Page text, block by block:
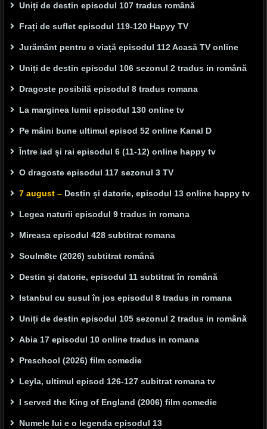
Uniți de destin episodul 107 tradus română
Frați de suflet episodul 119-120 Hapyy TV
Jurământ pentru o viață episodul 112 Acasă TV online
Uniți de destin episodul 106 sezonul 2 tradus in română
Dragoste posibilă episodul 8 tradus romana
La marginea lumii episodul 130 online tv
Pe mâini bune ultimul episod 52 online Kanal D
Între iad și rai episodul 6 (11-12) online happy tv
O dragoste episodul 117 sezonul 3 TV
7 august – Destin și datorie, episodul 13 online happy tv
Legea naturii episodul 9 tradus in romana
Mireasa episodul 428 subtitrat romana
Soulm8te (2026) subtitrat română
Destin și datorie, episodul 11 subtitrat în română
Istanbul cu susul în jos episodul 8 tradus in romana
Uniți de destin episodul 105 sezonul 2 tradus in română
Abia 17 episodul 10 online tradus in romana
Preschool (2026) film comedie
Leyla, ultimul episod 126-127 subitrat romana tv
I served the King of England (2006) film comedie
Numele lui e o legenda episodul 13